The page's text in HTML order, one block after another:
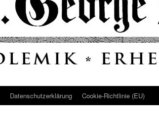
Datenschutz­erklärung Cookie-Richtlinie (EU)